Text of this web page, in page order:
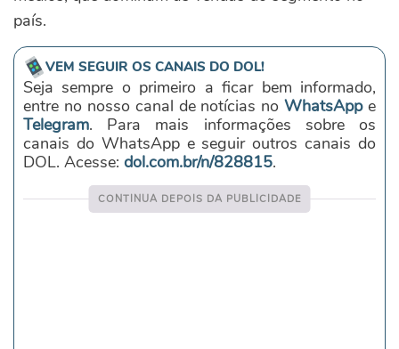
país.
VEM SEGUIR OS CANAIS DO DOL!
Seja sempre o primeiro a ficar bem informado,
entre no nosso canal de notícias noWhatsAppe
Telegram. Para mais informações sobre os
canais do WhatsApp e seguir outros canais do
DOL. Acesse: dol.com.br/n/828815.